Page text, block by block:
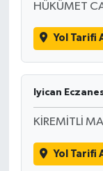
HÜKÜMET
Yol Tarifi
Iyican
KİREMİTLİ
Yol Tarifi